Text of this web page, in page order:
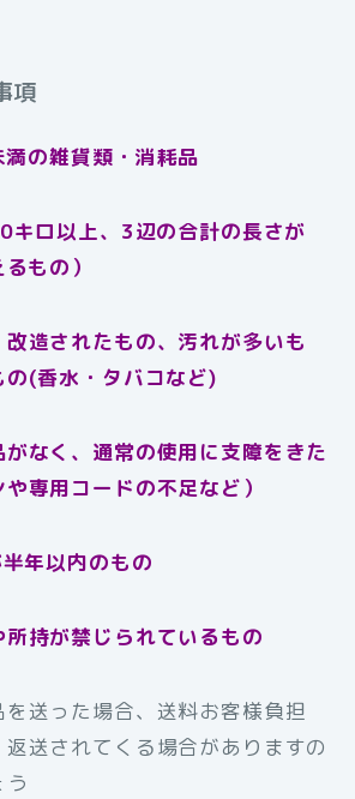
項
の雑貨類・消耗品
キロ以上、3辺の合計の長さが
もの）
造されたもの、汚れが多いも
(香水・タバコなど)
なく、通常の使用に支障をきた
専用コードの不足など）
年以内のもの
持が禁じられているもの
送った場合、送料お客様負担
返送されてくる場合がありますの